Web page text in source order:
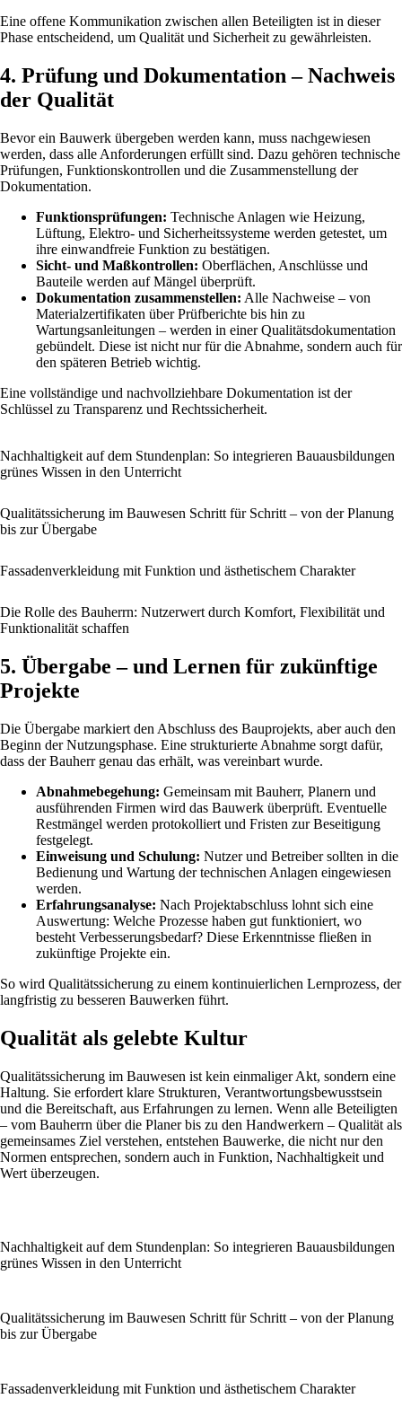
Eine offene Kommunikation zwischen allen Beteiligten ist in dieser
Phase entscheidend, um Qualität und Sicherheit zu gewährleisten.
4. Prüfung und Dokumentation – Nachweis
der Qualität
Bevor ein Bauwerk übergeben werden kann, muss nachgewiesen
werden, dass alle Anforderungen erfüllt sind. Dazu gehören technische
Prüfungen, Funktionskontrollen und die Zusammenstellung der
Dokumentation.
Funktionsprüfungen: Technische Anlagen wie Heizung,
Lüftung, Elektro- und Sicherheitssysteme werden getestet, um
ihre einwandfreie Funktion zu bestätigen.
Sicht- und Maßkontrollen: Oberflächen, Anschlüsse und
Bauteile werden auf Mängel überprüft.
Dokumentation zusammenstellen: Alle Nachweise – von
Materialzertifikaten über Prüfberichte bis hin zu
Wartungsanleitungen – werden in einer Qualitätsdokumentation
gebündelt. Diese ist nicht nur für die Abnahme, sondern auch für
den späteren Betrieb wichtig.
Eine vollständige und nachvollziehbare Dokumentation ist der
Schlüssel zu Transparenz und Rechtssicherheit.
Nachhaltigkeit auf dem Stundenplan: So integrieren Bauausbildungen
grünes Wissen in den Unterricht
Qualitätssicherung im Bauwesen Schritt für Schritt – von der Planung
bis zur Übergabe
Fassadenverkleidung mit Funktion und ästhetischem Charakter
Die Rolle des Bauherrn: Nutzerwert durch Komfort, Flexibilität und
Funktionalität schaffen
5. Übergabe – und Lernen für zukünftige
Projekte
Die Übergabe markiert den Abschluss des Bauprojekts, aber auch den
Beginn der Nutzungsphase. Eine strukturierte Abnahme sorgt dafür,
dass der Bauherr genau das erhält, was vereinbart wurde.
Abnahmebegehung: Gemeinsam mit Bauherr, Planern und
ausführenden Firmen wird das Bauwerk überprüft. Eventuelle
Restmängel werden protokolliert und Fristen zur Beseitigung
festgelegt.
Einweisung und Schulung: Nutzer und Betreiber sollten in die
Bedienung und Wartung der technischen Anlagen eingewiesen
werden.
Erfahrungsanalyse: Nach Projektabschluss lohnt sich eine
Auswertung: Welche Prozesse haben gut funktioniert, wo
besteht Verbesserungsbedarf? Diese Erkenntnisse fließen in
zukünftige Projekte ein.
So wird Qualitätssicherung zu einem kontinuierlichen Lernprozess, der
langfristig zu besseren Bauwerken führt.
Qualität als gelebte Kultur
Qualitätssicherung im Bauwesen ist kein einmaliger Akt, sondern eine
Haltung. Sie erfordert klare Strukturen, Verantwortungsbewusstsein
und die Bereitschaft, aus Erfahrungen zu lernen. Wenn alle Beteiligten
– vom Bauherrn über die Planer bis zu den Handwerkern – Qualität als
gemeinsames Ziel verstehen, entstehen Bauwerke, die nicht nur den
Normen entsprechen, sondern auch in Funktion, Nachhaltigkeit und
Wert überzeugen.
Nachhaltigkeit auf dem Stundenplan: So integrieren Bauausbildungen
grünes Wissen in den Unterricht
Qualitätssicherung im Bauwesen Schritt für Schritt – von der Planung
bis zur Übergabe
Fassadenverkleidung mit Funktion und ästhetischem Charakter